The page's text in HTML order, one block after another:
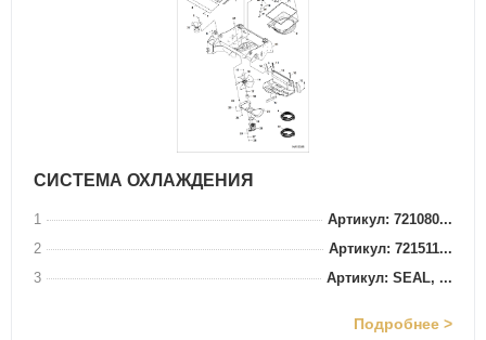
СИСТЕМА ОХЛАЖДЕНИЯ
1
Артикул: 721080...
2
Артикул: 721511...
3
Артикул: SEAL, ...
Подробнее >